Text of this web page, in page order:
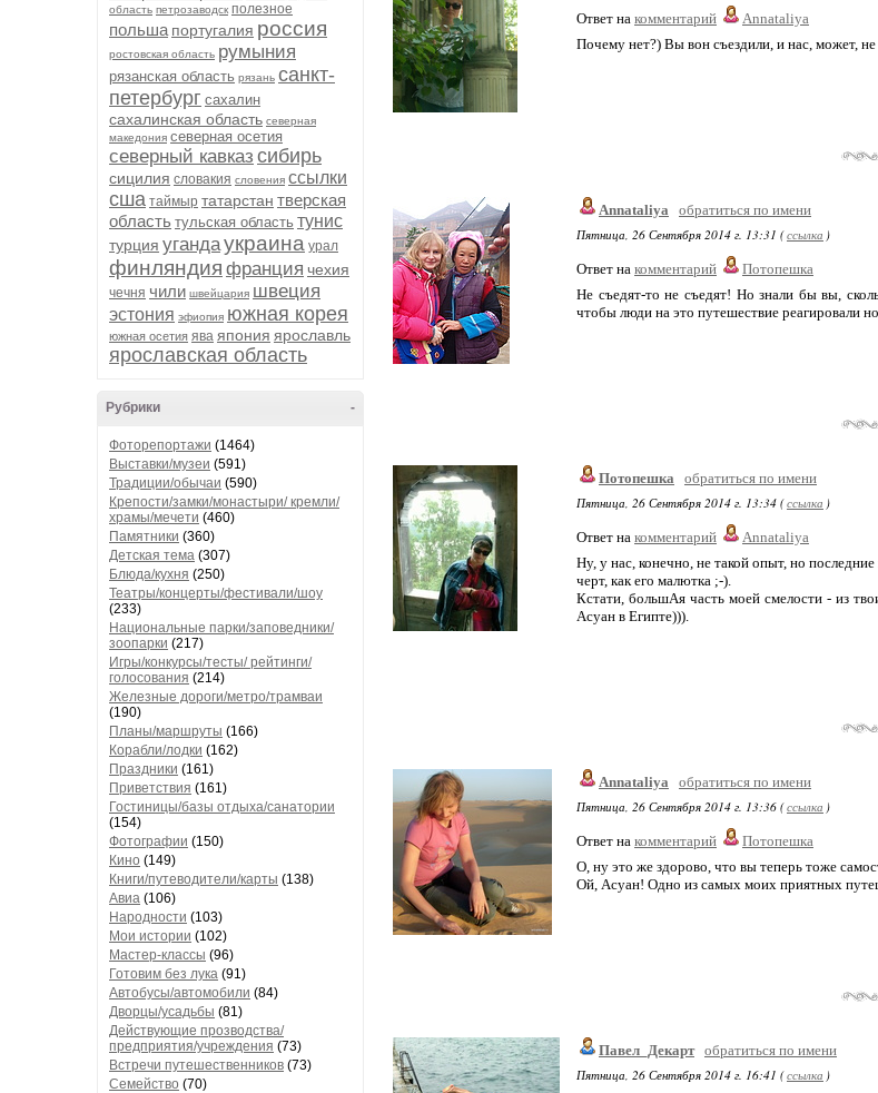
область петрозаводск полезное
польша португалия россия
ростовская область румыния
рязанская область рязань санкт-
петербург сахалин
сахалинская область северная
македония северная осетия
северный кавказ сибирь
сицилия словакия словения ссылки
сша таймыр татарстан тверская
область тульская область тунис
турция угандаукраина урал
финляндия франция чехия
чечня чили швейцария швеция
эстония эфиопия южная корея
южная осетия ява япония ярославль
ярославская область
-
Рубрики
Фоторепортажи (1464)
Выставки/музеи (591)
Традиции/обычаи (590)
Крепости/замки/монастыри/ кремли/
храмы/мечети (460)
Памятники (360)
Детская тема (307)
Блюда/кухня (250)
Театры/концерты/фестивали/шоу
(233)
Национальные парки/заповедники/
зоопарки (217)
Игры/конкурсы/тесты/ рейтинги/
голосования (214)
Железные дороги/метро/трамваи
(190)
Планы/маршруты (166)
Корабли/лодки (162)
Праздники (161)
Приветствия (161)
Гостиницы/базы отдыха/санатории
(154)
Фотографии (150)
Кино (149)
Книги/путеводители/карты (138)
Авиа (106)
Народности (103)
Мои истории (102)
Мастер-классы (96)
Готовим без лука (91)
Автобусы/автомобили (84)
Дворцы/усадьбы (81)
Действующие прозводства/
предприятия/учреждения (73)
Встречи путешественников (73)
Семейство (70)
Ответ на комментарий
Annataliya
Почему нет?) Вы вон съездили, и нас, может, не
Annataliya
обратиться по имени
Пятница, 26 Сентября 2014 г. 13:31 (ссылка )
Ответ на комментарий
Потопешка
Не съедят-то не съедят! Но знали бы вы,
чтобы люди на это путешествие реагировали
Потопешка
обратиться по имени
Пятница, 26 Сентября 2014 г. 13:34 (ссылка )
Ответ на комментарий
Annataliya
Ну, у нас, конечно, не такой опыт, но
черт, как его малютка ;-).
Кстати, большАя часть моей смелости - из
Асуан в Египте))).
Annataliya
обратиться по имени
Пятница, 26 Сентября 2014 г. 13:36 (ссылка )
Ответ на комментарий
Потопешка
О, ну это же здорово, что вы теперь тоже
Ой, Асуан! Одно из самых моих приятных
Павел_Декарт обратиться по имени
Пятница, 26 Сентября 2014 г. 16:41 (ссылка )